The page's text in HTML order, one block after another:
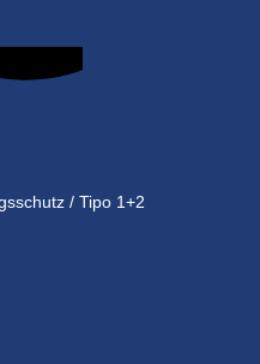
/ Tipo 1+2